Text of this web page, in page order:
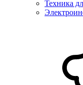
Техника